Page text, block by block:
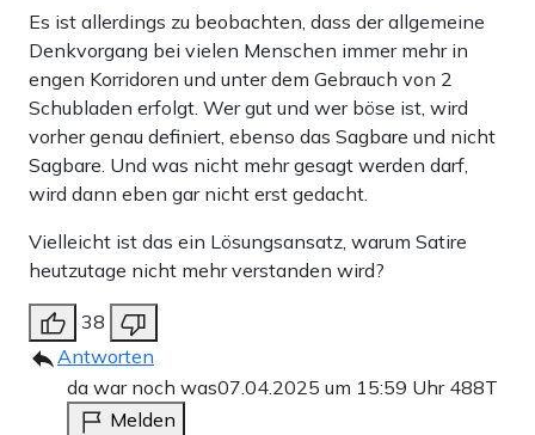
Es ist allerdings zu beobachten, dass der allgemeine
Denkvorgang bei vielen Menschen immer mehr in
engen Korridoren und unter dem Gebrauch von 2
Schubladen erfolgt. Wer gut und wer böse ist, wird
vorher genau definiert, ebenso das Sagbare und nicht
Sagbare. Und was nicht mehr gesagt werden darf,
wird dann eben gar nicht erst gedacht.
Vielleicht ist das ein Lösungsansatz, warum Satire
heutzutage nicht mehr verstanden wird?
38
Antworten
da war noch was07.04.2025 um 15:59 Uhr 488T
Melden